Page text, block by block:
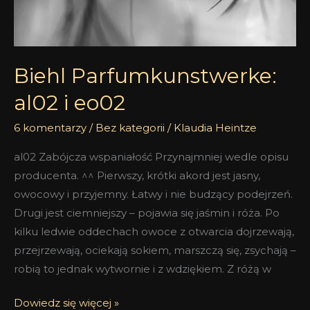
Biehl Parfumkunstwerke:
al02 i eo02
6 komentarzy / Bez kategorii / Klaudia Heintze
al02 Zabójcza wspaniałość Przynajmniej wedle opisu
producenta. ^^ Pierwszy, krótki akord jest jasny,
owocowy i przyjemny. Łatwy i nie budzący podejrzeń.
Drugi jest ciemniejszy – pojawia się jaśmin i róża. Po
kilku ledwie oddechach owoce z otwarcia dojrzewają,
przejrzewają, ociekają sokiem, marszczą się, zsychają –
robią to jednak wytwornie i z wdziękiem. Z różą w
Dowiedz się więcej »